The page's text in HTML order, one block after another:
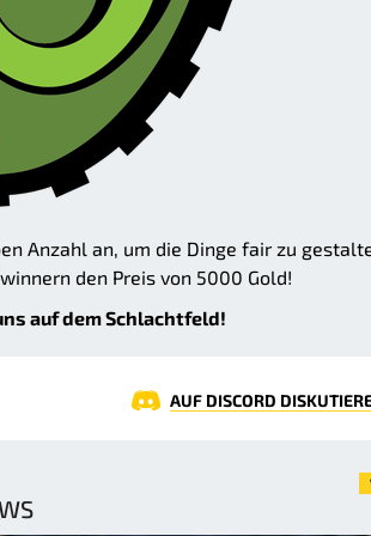
Anzahl an, um die Dinge fair zu
den Preis von 5000 Gold!
auf dem Schlachtfeld!
AUF DISCORD